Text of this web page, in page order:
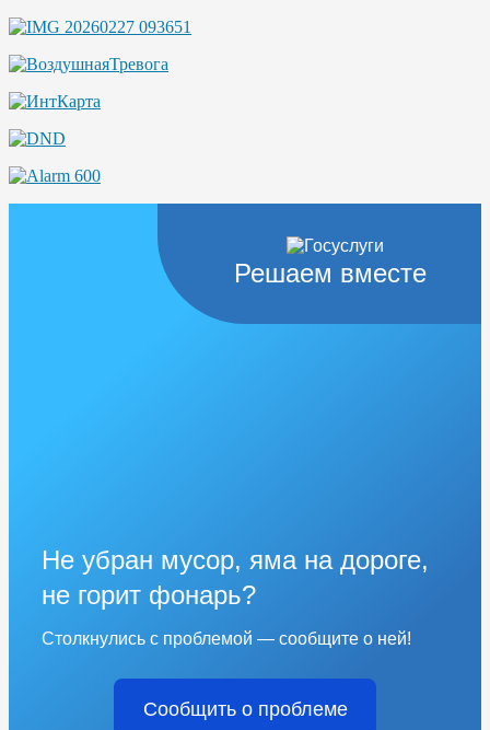
Решаем вместе
Не убран мусор, яма на дороге,
не горит фонарь?
Столкнулись с проблемой — сообщите о ней!
Сообщить о проблеме